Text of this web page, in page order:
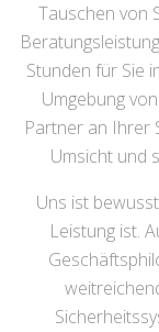
Tauschen von
Stunden für Sie
Umgebung
Partner an Ihrer
Umsicht und
Uns ist
Leistung ist.